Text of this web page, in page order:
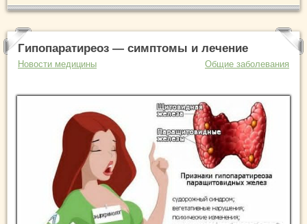
Гипопаратиреоз — симптомы и лечение
Новости медицины Общие заболевания